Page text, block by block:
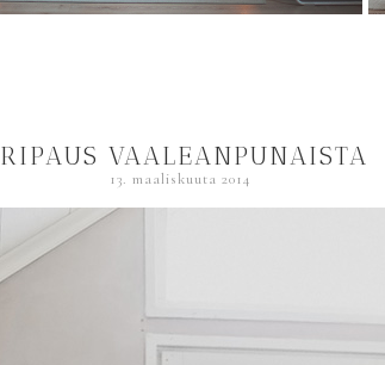
RIPAUS VAALEANPUNAISTA
13. maaliskuuta 2014